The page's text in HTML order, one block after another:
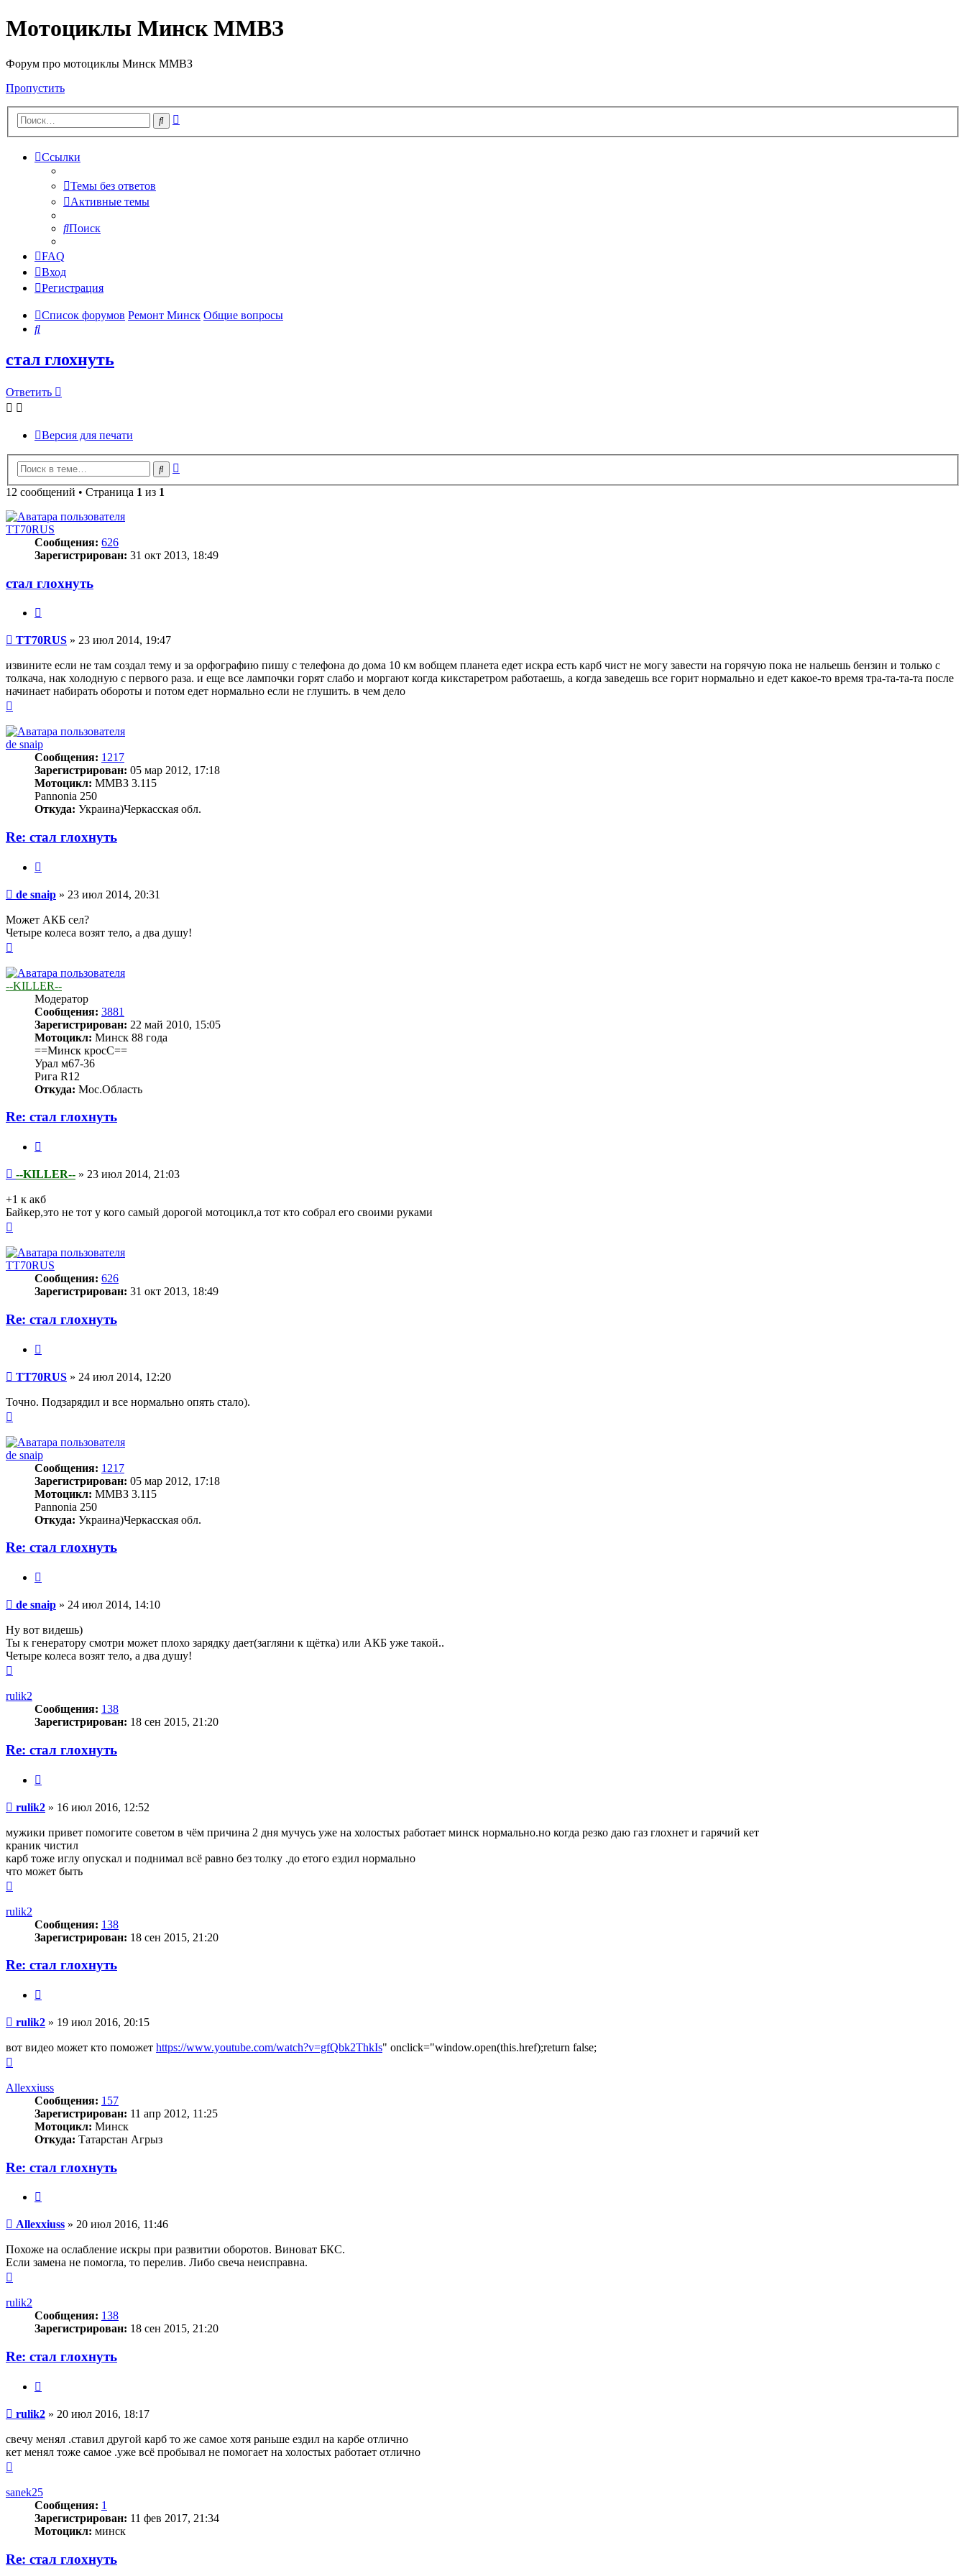
Мотоциклы Минск ММВЗ
Форум про мотоциклы Минск ММВЗ
Пропустить
Поиск
Ссылки
Темы без ответов
Активные темы
Поиск
FAQ
Вход
Регистрация
Список форумов Ремонт Минск Общие вопросы
Поиск
стал глохнуть
Ответить
Версия для печати
Поиск
12 сообщений • Страница 1 из 1
TT70RUS
Сообщения: 626
Зарегистрирован: 31 окт 2013, 18:49
стал глохнуть
Сообщение
TT70RUS » 23 июл 2014, 19:47
извините если не там создал тему и за орфографию пишу с телефона до дома 10 км вобщем планета едет искра есть карб чист не могу завести на горячую пока не нальешь бензин и только с
толкача, нак холодную с первого раза. и еще все лампочки горят слабо и моргают когда кикстаретром работаешь, а когда заведешь все горит нормально и едет какое-то время тра-та-та-та после
начинает набирать обороты и потом едет нормально если не глушить. в чем дело
началу
de snaip
Сообщения: 1217
Зарегистрирован: 05 мар 2012, 17:18
Мотоцикл: ММВЗ 3.115
Pannonia 250
Откуда: Украина)Черкасская обл.
Re: стал глохнуть
Сообщение
de snaip » 23 июл 2014, 20:31
Может АКБ сел?
Четыре колеса возят тело, а два душу!
началу
--KILLER--
Модератор
Сообщения: 3881
Зарегистрирован: 22 май 2010, 15:05
Мотоцикл: Минск 88 года
==Минск кросС==
Урал м67-36
Рига R12
Откуда: Мос.Область
Re: стал глохнуть
Сообщение
--KILLER-- » 23 июл 2014, 21:03
+1 к акб
Байкер,это не тот у кого самый дорогой мотоцикл,а тот кто собрал его своими руками
началу
TT70RUS
Сообщения: 626
Зарегистрирован: 31 окт 2013, 18:49
Re: стал глохнуть
Сообщение
TT70RUS » 24 июл 2014, 12:20
Точно. Подзарядил и все нормально опять стало).
началу
de snaip
Сообщения: 1217
Зарегистрирован: 05 мар 2012, 17:18
Мотоцикл: ММВЗ 3.115
Pannonia 250
Откуда: Украина)Черкасская обл.
Re: стал глохнуть
Сообщение
de snaip » 24 июл 2014, 14:10
Ну вот видешь)
Ты к генератору смотри может плохо зарядку дает(загляни к щётка) или АКБ уже такой..
Четыре колеса возят тело, а два душу!
началу
rulik2
Сообщения: 138
Зарегистрирован: 18 сен 2015, 21:20
Re: стал глохнуть
Сообщение
rulik2 » 16 июл 2016, 12:52
мужики привет помогите советом в чём причина 2 дня мучусь уже на холостых работает минск нормально.но когда резко даю газ глохнет и гарячий кет
краник чистил
карб тоже иглу опускал и поднимал всё равно без толку .до етого ездил нормально
что может быть
началу
rulik2
Сообщения: 138
Зарегистрирован: 18 сен 2015, 21:20
Re: стал глохнуть
Сообщение
rulik2 » 19 июл 2016, 20:15
вот видео может кто поможет https://www.youtube.com/watch?v=gfQbk2ThkIs" onclick="window.open(this.href);return false;
началу
Allexxiuss
Сообщения: 157
Зарегистрирован: 11 апр 2012, 11:25
Мотоцикл: Минск
Откуда: Татарстан Агрыз
Re: стал глохнуть
Сообщение
Allexxiuss » 20 июл 2016, 11:46
Похоже на ослабление искры при развитии оборотов. Виноват БКС.
Если замена не помогла, то перелив. Либо свеча неисправна.
началу
rulik2
Сообщения: 138
Зарегистрирован: 18 сен 2015, 21:20
Re: стал глохнуть
Сообщение
rulik2 » 20 июл 2016, 18:17
свечу менял .ставил другой карб то же самое хотя раньше ездил на карбе отлично
кет менял тоже самое .уже всё пробывал не помогает на холостых работает отлично
началу
sanek25
Сообщения: 1
Зарегистрирован: 11 фев 2017, 21:34
Мотоцикл: минск
Re: стал глохнуть